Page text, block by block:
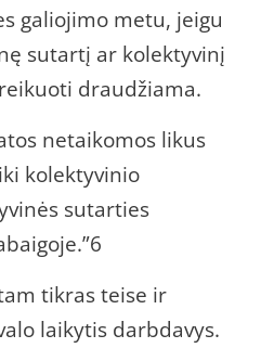
galiojimo metu, jeigu
sutartį ar kolektyvinį
draudžiama.
netaikomos likus
kolektyvinio
sutarties
tikras teise ir
laikytis darbdavys.